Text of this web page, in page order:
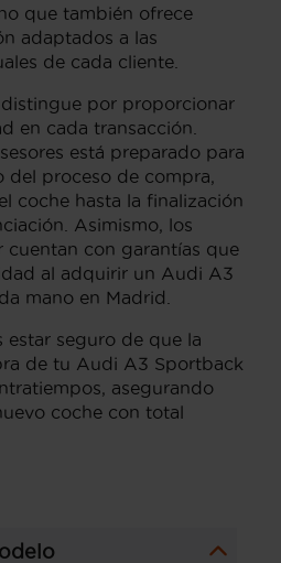
que también ofrece
adaptados a las
de cada cliente.
distingue por proporcionar
en cada transacción.
está preparado para
del proceso de compra,
coche hasta la finalización
Asimismo, los
cuentan con garantías que
al adquirir un Audi A3
mano en Madrid.
estar seguro de que la
de tu Audi A3 Sportback
asegurando
coche con total